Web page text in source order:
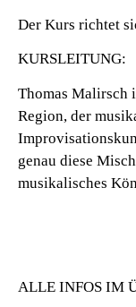
Der Kurs richtet
KURSLEITUNG:
Thomas Malirsch
Region, der
genau diese
musikalisches
ALLE INFOS IM